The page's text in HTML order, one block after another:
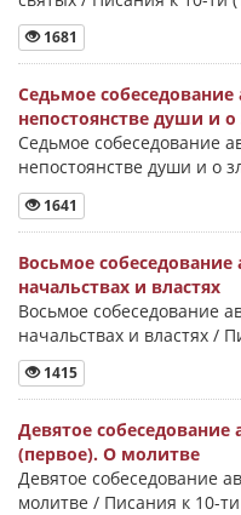
1681
Седьмое
непостоянстве души и
Седьмое собеседование
непостоянстве души и о
1641
Восьмое
начальствах и властях
Восьмое собеседование
начальствах и властях /
1415
Девятое собеседование
(первое). О молитве
Девятое собеседование
молитве / Писания к 10-ти